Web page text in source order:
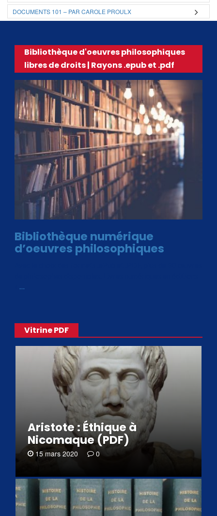
DOCUMENTS 101 – PAR CAROLE PROULX
Bibliothèque d'oeuvres philosophiques
libres de droits | Rayons .epub et .pdf
Bibliothèque numérique
d’oeuvres philosophiques
…
Vitrine PDF
Aristote : Éthique à
Nicomaque (PDF)
15 mars 2020 0